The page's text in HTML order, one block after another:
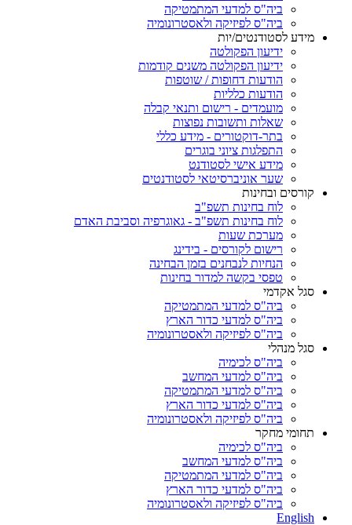
ביה"ס למדעי המתמטיקה
ביה"ס לפיזיקה ולאסטרונומיה
מידע לסטודנטים/יות
ידיעון הפקולטה
ידיעון הפקולטה משנים קודמות
הודעות דחופות / שוטפות
הודעות כלליות
מועמדים - רישום ותנאי קבלה
שאלות ותשובות נפוצות
בתר-דוקטורים - מידע כללי
התפלגות ציוני בוגרים
מידע אישי לסטודנט
שער אוניברסיטאי לסטודנטים
קורסים ובחינות
לוח בחינות תשפ"ב
לוח בחינות תשפ"ב - גאוגרפיה וסביבת האדם
מערכת שעות
רישום לקורסים - בידינג
הנחיות לנבחנים בזמן הבחינה
טפסי בקשה למדור בחינות
סגל אקדמי
ביה"ס למדעי המתמטיקה
ביה"ס למדעי כדור הארץ
ביה"ס לפיזיקה ולאסטרונומיה
סגל מנהלי
ביה"ס לכימיה
ביה"ס למדעי המחשב
ביה"ס למדעי המתמטיקה
ביה"ס למדעי כדור הארץ
ביה"ס לפיזיקה ולאסטרונומיה
תחומי מחקר
ביה"ס לכימיה
ביה"ס למדעי המחשב
ביה"ס למדעי המתמטיקה
ביה"ס למדעי כדור הארץ
ביה"ס לפיזיקה ולאסטרונומיה
English